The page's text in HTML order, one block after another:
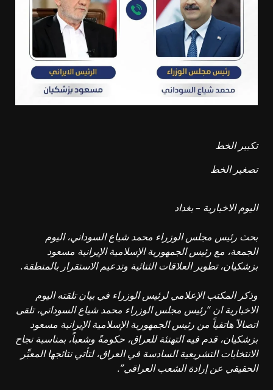
تكبير الخط
تصغير الخط
اليوم الاخبارية – بغداد
بحث رئيس مجلس الوزراء محمد شياع السوداني، اليوم
الجمعة، مع رئيس الجمهورية الإسلامية الإيرانية مسعود
بزشكيان، تطوير العلاقات الثنائية وتدعيم الاستقرار بالمنطقة.
وذكر المكتب الإعلامي لرئيس الوزراء في بيان تلقته اليوم
الاخبارية ان “رئيس مجلس الوزراء محمد شياع السوداني، تلقى
اتصالاً هاتفياً من رئيس الجمهورية الإسلامية الإيرانية مسعود
بزشكيان، قدم فيه التهنئة للعراق، حكومةً وشعباً، بمناسبة نجاح
الانتخابات التشريعية السادسة في العراق، لتأتي نتائجها المعبِّر
الحقيقي عن إرادة الشعب العراقي”.